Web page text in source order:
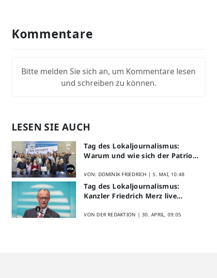
Kommentare
Bitte melden Sie sich an, um Kommentare lesen
und schreiben zu können.
LESEN SIE AUCH
Tag des Lokaljournalismus:
Warum und wie sich der Patriot
VON: DOMINIK FRIEDRICH |5. MAI, 10:48
Tag des Lokaljournalismus:
Kanzler Friedrich Merz live
VON DER REDAKTION |30. APRIL, 09:05